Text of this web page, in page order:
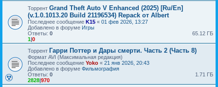
Торрент Grand Theft Auto V Enhanced (2025) [Ru/En]
(v.1.0.1013.20 Build 21196534) Repack от Albert
Последнее сообщение K15 « 01 фев 2026, 13:27
Добавлено в форуме Игры
Ответы: 0
1|0
65.12 ГБ
Торрент Гарри Поттер и Дары смерти. Часть 2 (Часть 8)
Формат AVI (Максимальная редакция)
Последнее сообщение Yoko « 21 янв 2026, 20:43
Добавлено в форуме Фильмография
Ответы: 0
2828|970
1.71 ГБ